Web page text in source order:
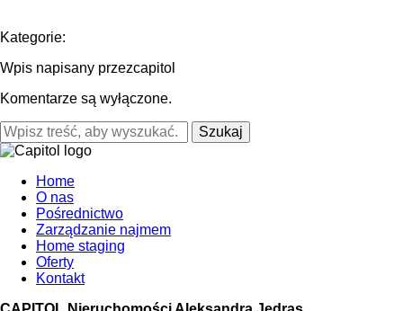
Kategorie:
Wpis napisany przezcapitol
Komentarze są wyłączone.
Szukaj
Home
O nas
Pośrednictwo
Zarządzanie najmem
Home staging
Oferty
Kontakt